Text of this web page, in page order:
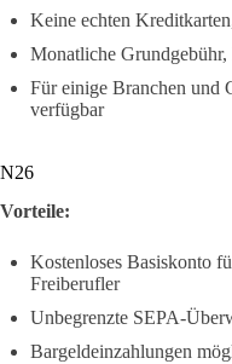
Keine echten
Monatliche
Für einige Branchen und
verfügbar
N26
Vorteile:
Kostenloses Basiskonto
Freiberufler
Unbegrenzte SEPA-
Bargeldeinzahlungen